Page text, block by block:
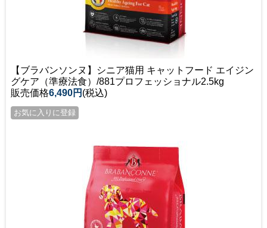
【ブラバンソンヌ】シニア猫用 キャットフード エイジン
グケア（準療法食）/881プロフェッショナル2.5kg
販売価格6,490円 (税込)